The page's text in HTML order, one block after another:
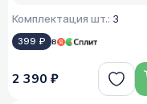
Комплектация шт.: 3
399 ₽ в
2 390 ₽